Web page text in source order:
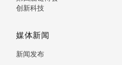
创新科技
媒体新闻
新闻发布